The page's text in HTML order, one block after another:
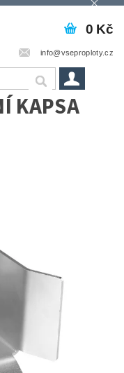
info@vseproploty.cz
0 Kč
KAPSA